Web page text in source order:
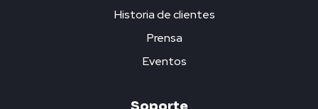
Historia de clientes
Prensa
Eventos